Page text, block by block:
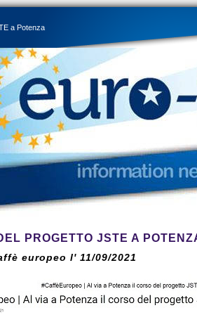
a Potenza
PROGETTO JSTE A
europeo l' 11/09/2021